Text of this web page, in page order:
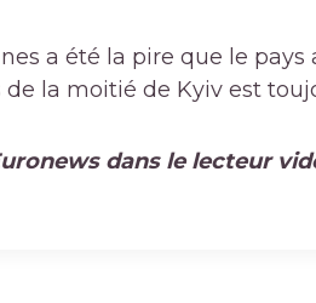
a été la pire que le
la moitié de Kyiv est
dans le lecteur